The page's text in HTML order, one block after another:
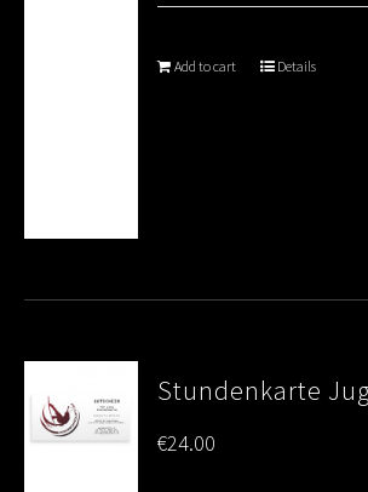
Add to cart Details
Stundenkarte
€24.00